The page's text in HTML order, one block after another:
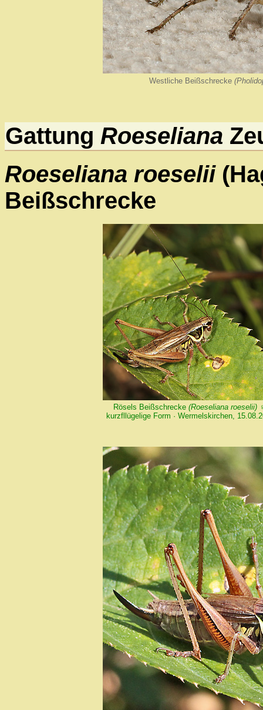
Westliche Beißschrecke
Gattung Roeseliana
Roeseliana roeselii
Beißschrecke
Rösels Beißschrecke (Roeseliana roeselii)
kurzfllügelige Form · Wermelskirchen,